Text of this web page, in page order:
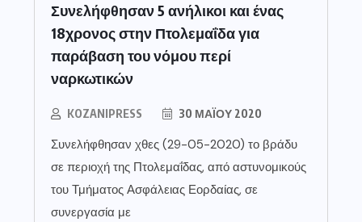
Συνελήφθησαν 5 ανήλικοι και ένας
18χρονος στην Πτολεμαΐδα για
παράβαση του νόμου περί
ναρκωτικών
KOZANIPRESS 30 ΜΑΪ́ΟΥ 2020
Συνελήφθησαν χθες (29-05-2020) το βράδυ
σε περιοχή της Πτολεμαΐδας, από αστυνομικούς
του Τμήματος Ασφάλειας Εορδαίας, σε
συνεργασία με